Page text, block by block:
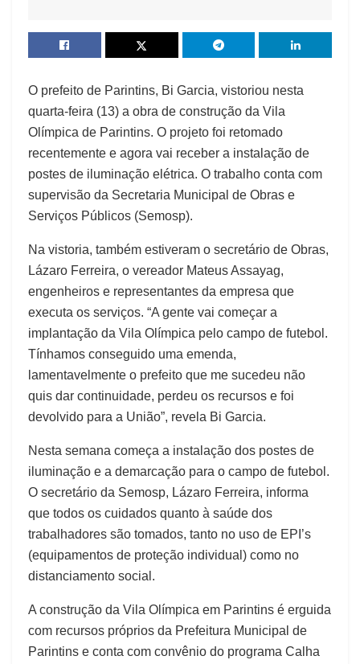
O prefeito de Parintins, Bi Garcia, vistoriou nesta
quarta-feira (13) a obra de construção da Vila
Olímpica de Parintins. O projeto foi retomado
recentemente e agora vai receber a instalação de
postes de iluminação elétrica. O trabalho conta com
supervisão da Secretaria Municipal de Obras e
Serviços Públicos (Semosp).
Na vistoria, também estiveram o secretário de Obras,
Lázaro Ferreira, o vereador Mateus Assayag,
engenheiros e representantes da empresa que
executa os serviços. “A gente vai começar a
implantação da Vila Olímpica pelo campo de futebol.
Tínhamos conseguido uma emenda,
lamentavelmente o prefeito que me sucedeu não
quis dar continuidade, perdeu os recursos e foi
devolvido para a União”, revela Bi Garcia.
Nesta semana começa a instalação dos postes de
iluminação e a demarcação para o campo de futebol.
O secretário da Semosp, Lázaro Ferreira, informa
que todos os cuidados quanto à saúde dos
trabalhadores são tomados, tanto no uso de EPI’s
(equipamentos de proteção individual) como no
distanciamento social.
A construção da Vila Olímpica em Parintins é erguida
com recursos próprios da Prefeitura Municipal de
Parintins e conta com convênio do programa Calha